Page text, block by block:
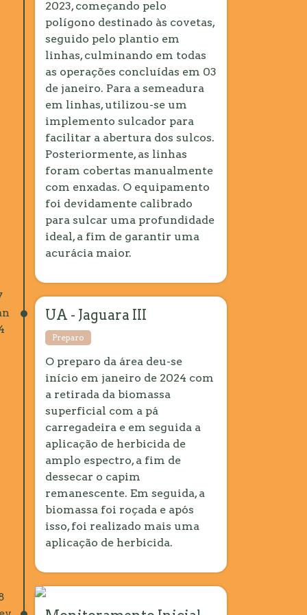
2023, começando pelo
polígono destinado às covetas,
seguido pelo plantio em
linhas, culminando em todas
as operações concluídas em 03
de janeiro. Para a semeadura
em linhas, utilizou-se um
implemento sulcador para
facilitar a abertura dos sulcos.
Posteriormente, as linhas
foram cobertas manualmente
com enxadas. O equipamento
foi devidamente calibrado
para sulcar uma profundidade
ideal, a fim de garantir uma
acurácia maior.
UA - Jaguara III
Preparo
O preparo da área deu-se
início em janeiro de 2024 com
a retirada da biomassa
superficial com a pá
carregadeira e em seguida a
aplicação de herbicida de
amplo espectro, a fim de
dessecar o capim
remanescente. Em seguida, a
biomassa foi roçada e após
isso, foi realizado mais uma
aplicação de herbicida.